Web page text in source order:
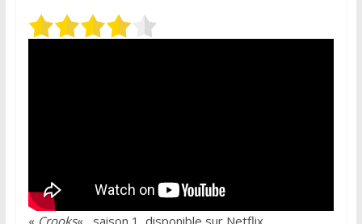
« Crooks« , saison 1, disponible sur Netflix.